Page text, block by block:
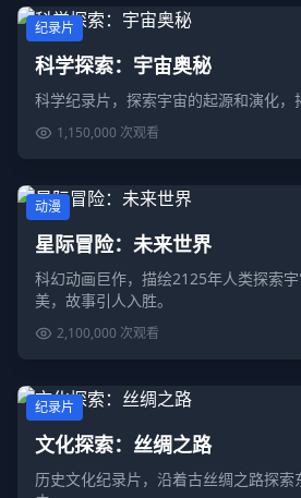
纪录片
科学探索：宇宙奥秘
科学纪录片，探索宇宙的起源和演化，
1,150,000 次观看
动漫
星际冒险：未来世界
科幻动画巨作，描绘2125年人类探索
美，故事引人入胜。
2,100,000 次观看
纪录片
文化探索：丝绸之路
历史文化纪录片，沿着古丝绸之路探